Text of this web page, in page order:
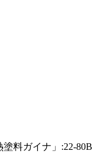
料ガイナ」:22-80B